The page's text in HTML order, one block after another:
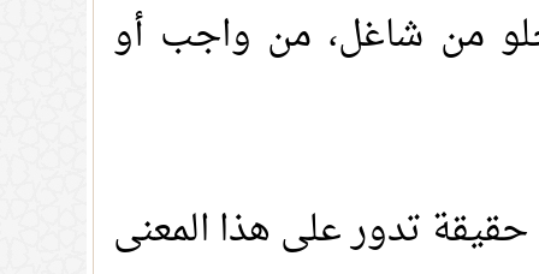
من شاغل، من واجب أو
حقيقة تدور على هذا المعنى